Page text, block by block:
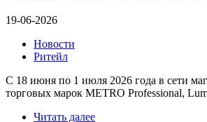
19-06-2026
Новости
Ритейл
C 18 июня по 1 июля 2026 года в сети
торговых марок METRO Professional,
Читать далее